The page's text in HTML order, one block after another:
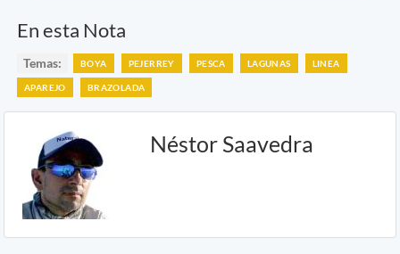
En esta Nota
Temas: BOYA PEJERREY PESCA LAGUNAS LINEA
APAREJO BRAZOLADA
Néstor Saavedra